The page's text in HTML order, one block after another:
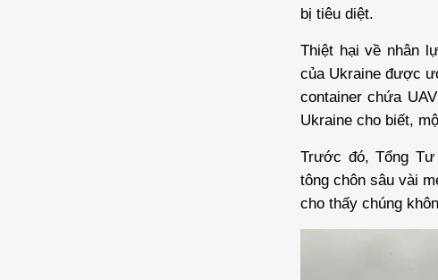
bị tiêu diệt.
Thiệt hại về nhân
của Ukraine được
container chứa
Ukraine cho biết,
Trước đó, Tổng Tư
tông chôn sâu vài
cho thấy chúng